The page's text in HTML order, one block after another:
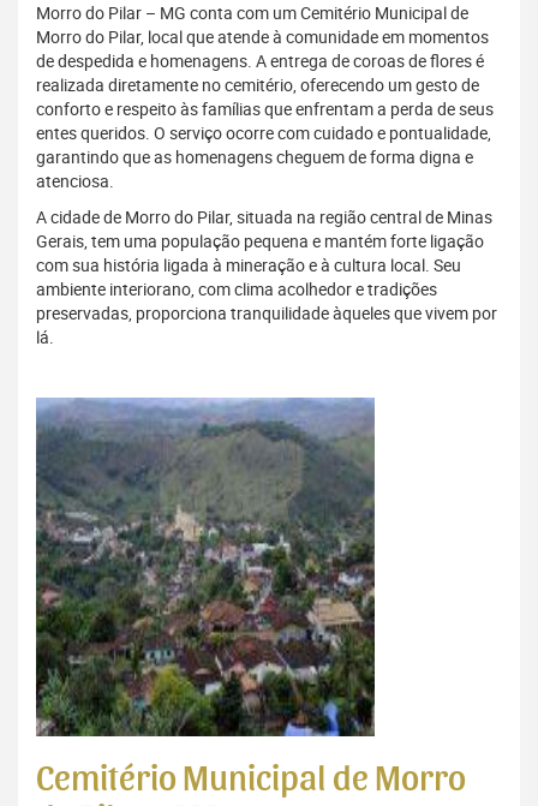
Morro do Pilar – MG conta com um Cemitério Municipal de
Morro do Pilar, local que atende à comunidade em momentos
de despedida e homenagens. A entrega de coroas de flores é
realizada diretamente no cemitério, oferecendo um gesto de
conforto e respeito às famílias que enfrentam a perda de seus
entes queridos. O serviço ocorre com cuidado e pontualidade,
garantindo que as homenagens cheguem de forma digna e
atenciosa.
A cidade de Morro do Pilar, situada na região central de Minas
Gerais, tem uma população pequena e mantém forte ligação
com sua história ligada à mineração e à cultura local. Seu
ambiente interiorano, com clima acolhedor e tradições
preservadas, proporciona tranquilidade àqueles que vivem por
lá.
Cemitério Municipal de Morro